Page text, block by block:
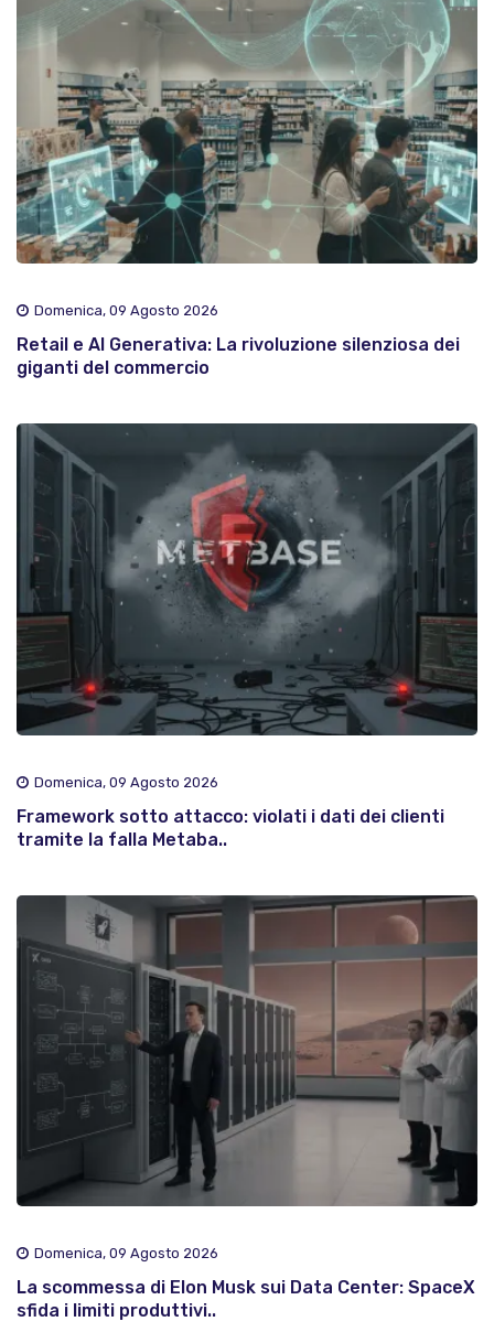
Domenica, 09 Agosto 2026
Retail e AI Generativa: La rivoluzione silenziosa dei
giganti del commercio
Domenica, 09 Agosto 2026
Framework sotto attacco: violati i dati dei clienti
tramite la falla Metaba..
Domenica, 09 Agosto 2026
La scommessa di Elon Musk sui Data Center: SpaceX
sfida i limiti produttivi..